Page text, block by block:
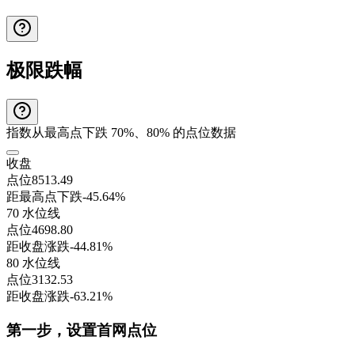
极限跌幅
指数从最高点下跌 70%、80% 的点位数据
收盘
点位8513.49
距最高点下跌-45.64%
70 水位线
点位4698.80
距收盘涨跌-44.81%
80 水位线
点位3132.53
距收盘涨跌-63.21%
第一步，设置首网点位